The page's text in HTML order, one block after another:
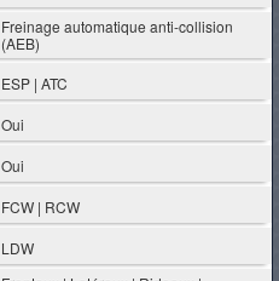
Freinage automatique anti-collision
(AEB)
ESP | ATC
Oui
Oui
FCW | RCW
LDW